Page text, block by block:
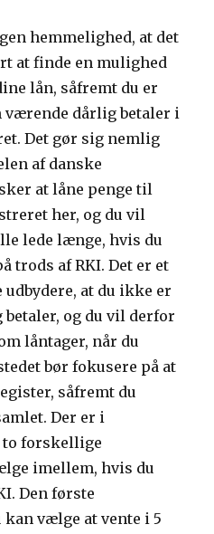
hemmelighed, at det
at finde en mulighed
lån, såfremt du er
værende dårlig betaler i
Det gør sig nemlig
af danske
at låne penge til
her, og du vil
lede længe, hvis du
trods af RKI. Det er et
at du ikke er
og du vil derfor
låntager, når du
bør fokusere på at
såfremt du
Der er i
to forskellige
imellem, hvis du
Den første
vælge at vente i 5